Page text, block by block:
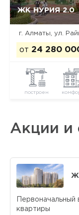
ЖК НУРИЯ 2.0
г. Алматы, ул.
от 24 280
построен
Да,
Акции и
квартиры